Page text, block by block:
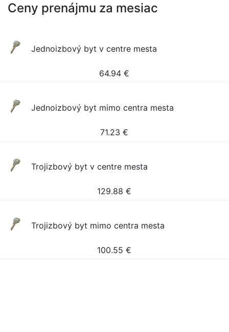
Ceny prenájmu za mesiac
Jednoizbový byt v centre mesta
64.94 €
Jednoizbový byt mimo centra mesta
71.23 €
Trojizbový byt v centre mesta
129.88 €
Trojizbový byt mimo centra mesta
100.55 €